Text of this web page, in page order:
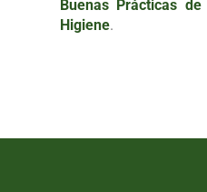
Buenas Prácticas de
Higiene.